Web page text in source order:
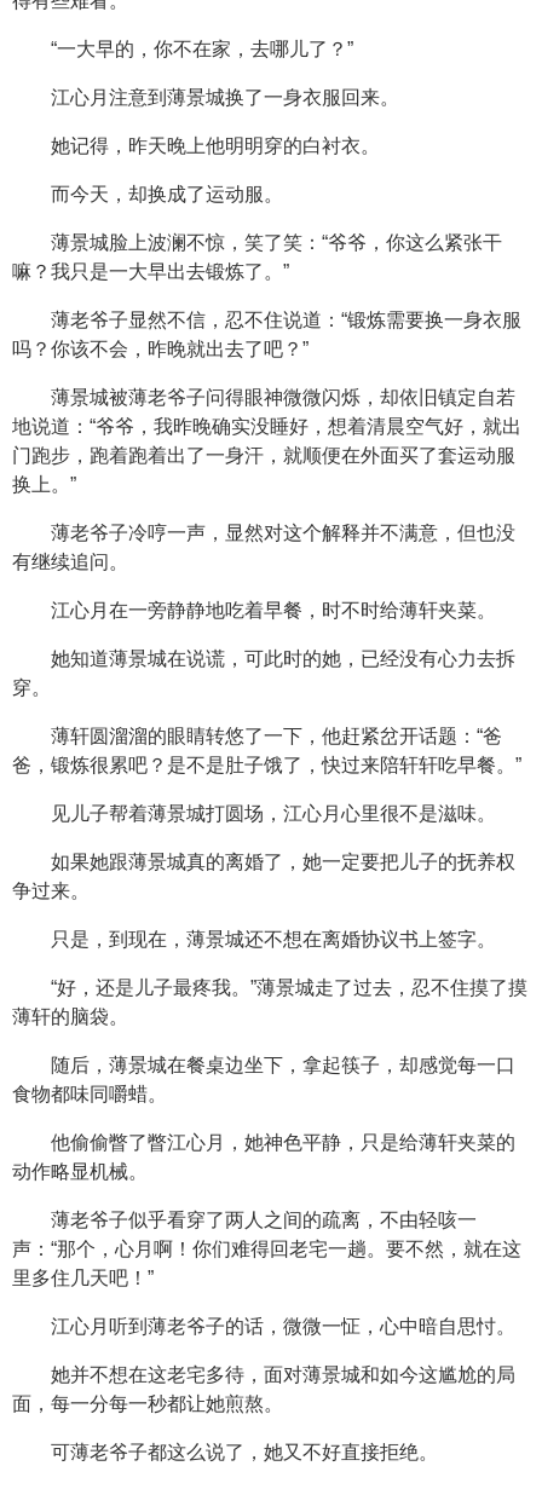
“一大早的，你不在家，去哪儿了？”
江心月注意到薄景城换了一身衣服回来。
她记得，昨天晚上他明明穿的白衬衣。
而今天，却换成了运动服。
薄景城脸上波澜不惊，笑了笑：“爷爷，你这么紧张干
嘛？我只是一大早出去锻炼了。”
薄老爷子显然不信，忍不住说道：“锻炼需要换一身衣服
吗？你该不会，昨晚就出去了吧？”
薄景城被薄老爷子问得眼神微微闪烁，却依旧镇定自若
地说道：“爷爷，我昨晚确实没睡好，想着清晨空气好，就出
门跑步，跑着跑着出了一身汗，就顺便在外面买了套运动服
换上。”
薄老爷子冷哼一声，显然对这个解释并不满意，但也没
有继续追问。
江心月在一旁静静地吃着早餐，时不时给薄轩夹菜。
她知道薄景城在说谎，可此时的她，已经没有心力去拆
穿。
薄轩圆溜溜的眼睛转悠了一下，他赶紧岔开话题：“爸
爸，锻炼很累吧？是不是肚子饿了，快过来陪轩轩吃早餐。”
见儿子帮着薄景城打圆场，江心月心里很不是滋味。
如果她跟薄景城真的离婚了，她一定要把儿子的抚养权
争过来。
只是，到现在，薄景城还不想在离婚协议书上签字。
“好，还是儿子最疼我。”薄景城走了过去，忍不住摸了摸
薄轩的脑袋。
随后，薄景城在餐桌边坐下，拿起筷子，却感觉每一口
食物都味同嚼蜡。
他偷偷瞥了瞥江心月，她神色平静，只是给薄轩夹菜的
动作略显机械。
薄老爷子似乎看穿了两人之间的疏离，不由轻咳一
声：“那个，心月啊！你们难得回老宅一趟。要不然，就在这
里多住几天吧！”
江心月听到薄老爷子的话，微微一怔，心中暗自思忖。
她并不想在这老宅多待，面对薄景城和如今这尴尬的局
面，每一分每一秒都让她煎熬。
可薄老爷子都这么说了，她又不好直接拒绝。